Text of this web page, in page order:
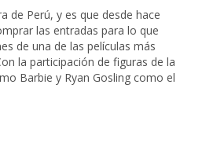
de Perú, y es que desde hace
las entradas para lo que
de una de las películas más
la participación de figuras de la
Barbie y Ryan Gosling como el